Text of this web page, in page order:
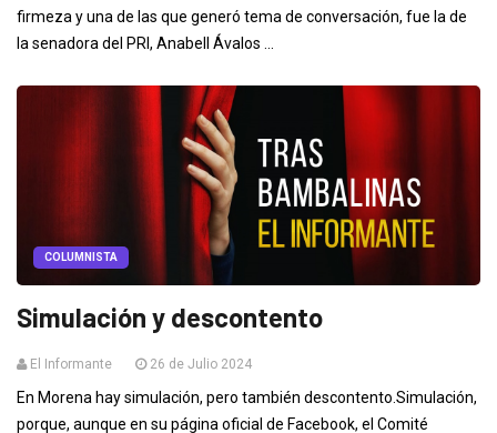
firmeza y una de las que generó tema de conversación, fue la de
la senadora del PRI, Anabell Ávalos ...
COLUMNISTA
Simulación y descontento
El Informante 26 de Julio 2024
En Morena hay simulación, pero también descontento.Simulación,
porque, aunque en su página oficial de Facebook, el Comité